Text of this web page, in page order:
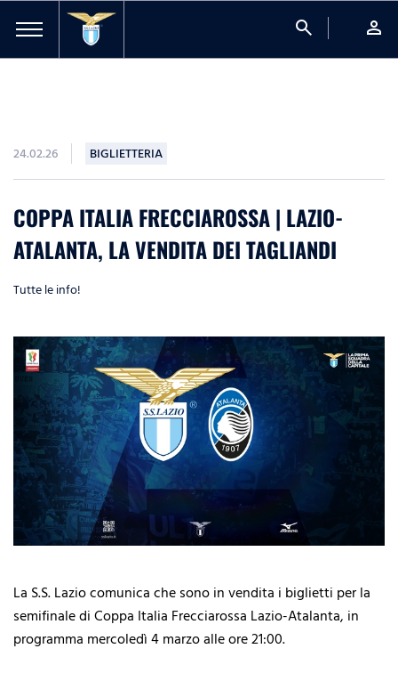
search person
24.02.26 BIGLIETTERIA
COPPA ITALIA FRECCIAROSSA | LAZIO-
ATALANTA, LA VENDITA DEI TAGLIANDI
Tutte le info!
La S.S. Lazio comunica che sono in vendita i biglietti per la
semifinale di Coppa Italia Frecciarossa Lazio-Atalanta, in
programma mercoledì 4 marzo alle ore 21:00.